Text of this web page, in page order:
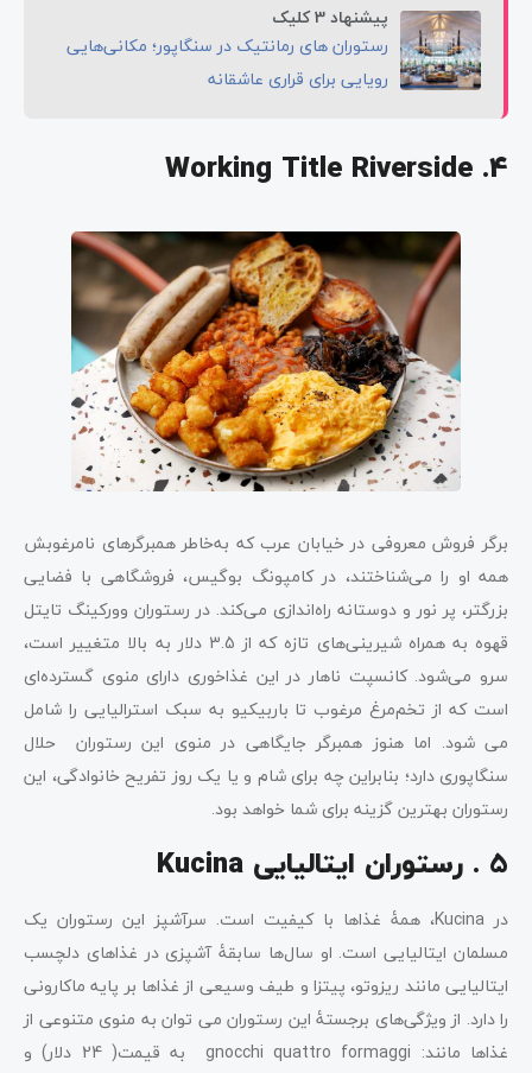
پیشنهاد 3 کلیک
رستوران های رمانتیک در سنگاپور؛ مکانی‌هایی
رویایی برای قراری عاشقانه
Working Title Riverside .4
برگر فروش معروفی در خیابان عرب که به‌خاطر همبرگرهای نامرغوبش
همه او را می‌شناختند، در کامپونگ بوگیس، فروشگاهی با فضایی
بزرگتر، پر نور و دوستانه راه‌اندازی می‌کند. در رستوران وورکینگ تایتل
قهوه به همراه شیرینی‌های تازه که از 3.5 دلار به بالا متغییر است،
سرو می‌شود. کانسپت ناهار در این غذاخوری دارای منوی گسترده‌ای
است که از تخم‌مرغ مرغوب تا باربیکیو به سبک استرالیایی را شامل
می شود. اما هنوز همبرگر جایگاهی در منوی این رستوران حلال
سنگاپوری دارد؛ بنابراین چه برای شام و یا یک روز تفریح خانوادگی، این
رستوران بهترین گزینه برای شما خواهد بود.
5 . رستوران ایتالیایی Kucina
در Kucina، همۀ غذاها با کیفیت است. سرآشپز این رستوران یک
مسلمان ایتالیایی است. او سال‌ها سابقۀ آشپزی در غذاهای دلچسب
ایتالیایی مانند ریزوتو، پیتزا و طیف وسیعی از غذاها بر پایه ماکارونی
را دارد. از ویژگی‌های برجستۀ این رستوران می توان به منوی متنوعی از
غذاها مانند: gnocchi quattro formaggi به قیمت( 24 دلار) و